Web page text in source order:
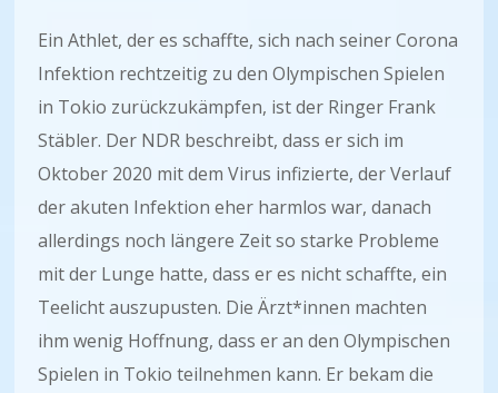
Ein Athlet, der es schaffte, sich nach seiner Corona
Infektion rechtzeitig zu den Olympischen Spielen
in Tokio zurückzukämpfen, ist der Ringer Frank
Stäbler. Der NDR beschreibt, dass er sich im
Oktober 2020 mit dem Virus infizierte, der Verlauf
der akuten Infektion eher harmlos war, danach
allerdings noch längere Zeit so starke Probleme
mit der Lunge hatte, dass er es nicht schaffte, ein
Teelicht auszupusten. Die Ärzt*innen machten
ihm wenig Hoffnung, dass er an den Olympischen
Spielen in Tokio teilnehmen kann. Er bekam die